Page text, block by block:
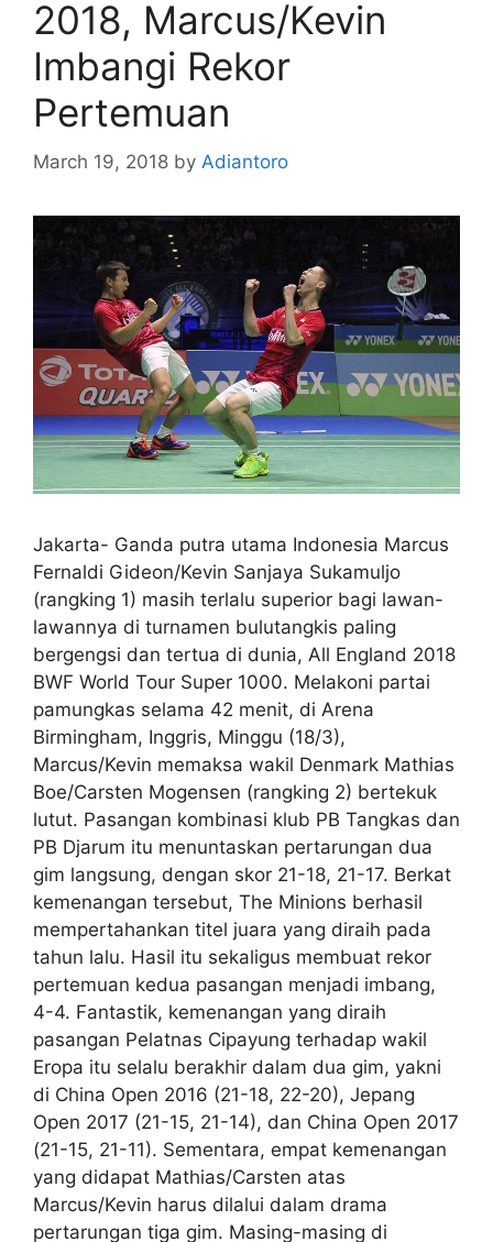
2018, Marcus/Kevin
Imbangi Rekor
Pertemuan
March 19, 2018 by Adiantoro
Jakarta- Ganda putra utama Indonesia Marcus
Fernaldi Gideon/Kevin Sanjaya Sukamuljo
(rangking 1) masih terlalu superior bagi lawan-
lawannya di turnamen bulutangkis paling
bergengsi dan tertua di dunia, All England 2018
BWF World Tour Super 1000. Melakoni partai
pamungkas selama 42 menit, di Arena
Birmingham, Inggris, Minggu (18/3),
Marcus/Kevin memaksa wakil Denmark Mathias
Boe/Carsten Mogensen (rangking 2) bertekuk
lutut. Pasangan kombinasi klub PB Tangkas dan
PB Djarum itu menuntaskan pertarungan dua
gim langsung, dengan skor 21-18, 21-17. Berkat
kemenangan tersebut, The Minions berhasil
mempertahankan titel juara yang diraih pada
tahun lalu. Hasil itu sekaligus membuat rekor
pertemuan kedua pasangan menjadi imbang,
4-4. Fantastik, kemenangan yang diraih
pasangan Pelatnas Cipayung terhadap wakil
Eropa itu selalu berakhir dalam dua gim, yakni
di China Open 2016 (21-18, 22-20), Jepang
Open 2017 (21-15, 21-14), dan China Open 2017
(21-15, 21-11). Sementara, empat kemenangan
yang didapat Mathias/Carsten atas
Marcus/Kevin harus dilalui dalam drama
pertarungan tiga gim. Masing-masing di